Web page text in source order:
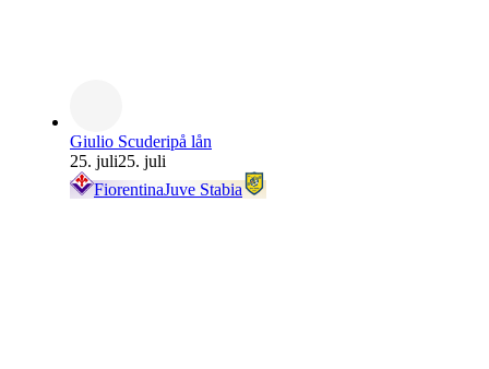
Giulio Scuderipå lån
25. juli25. juli
FiorentinaJuve Stabia